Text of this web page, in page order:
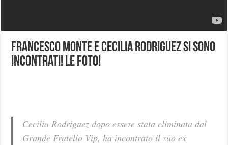
Francesco Monte e Cecilia Rodriguez si sono
incontrati! Le foto!
Cecilia Rodriguez dopo essere stata eliminata dal
Grande Fratello Vip, ha incontrato il suo ex